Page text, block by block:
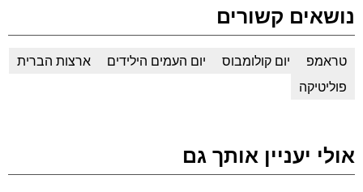
נושאים קשורים
טראמפ יום קולומבוס יום העמים הילידים
ארצות הברית
פוליטיקה
אולי יעניין אותך גם